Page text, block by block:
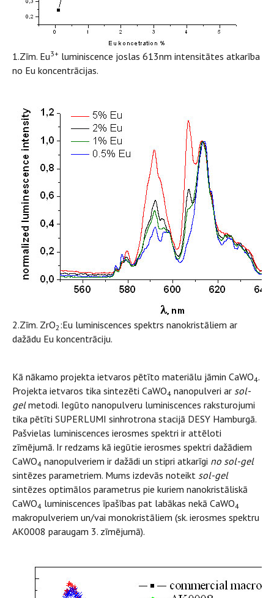
1.Zīm. Eu3+ luminiscence joslas 613nm intensitātes atkarība
no Eu koncentrācijas.
2.Zīm. ZrO2:Eu luminiscences spektrs nanokristāliem ar
dažādu Eu koncentrāciju.
Kā nākamo projekta ietvaros pētīto materiālu jāmin CaWO4.
Projekta ietvaros tika sintezēti CaWO4 nanopulveri ar sol-
gelmetodi. Iegūto nanopulveru luminiscences raksturojumi
tika pētīti SUPERLUMI sinhrotrona stacijā DESY Hamburgā.
Pašvielas luminiscences ierosmes spektri ir attēloti
zīmējumā. Ir redzams kā iegūtie ierosmes spektri dažādiem
CaWO4 nanopulveriem ir dažādi un stipri atkarīgi no sol-gel
sintēzes parametriem. Mums izdevās noteikt sol-gel
sintēzes optimālos parametrus pie kuriem nanokristāliskā
CaWO4 luminiscences īpašības pat labākas nekā CaWO4
makropulveriem un/vai monokristāliem (sk. ierosmes spektru
AK0008 paraugam 3. zīmējumā).